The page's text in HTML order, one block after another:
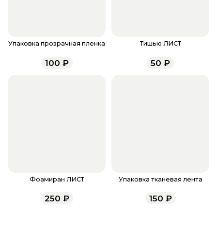
заказа, звоните по номеру телефона 8 (927) 936-71-
менеджеры работают ежедневно с 9.00 до 23.00 и
Упаковка прозрачная пленка
100 ₽
Тишью ЛИСТ
50 ₽
Фоамиран ЛИСТ
250 ₽
Упаковка тканевая лента
150 ₽